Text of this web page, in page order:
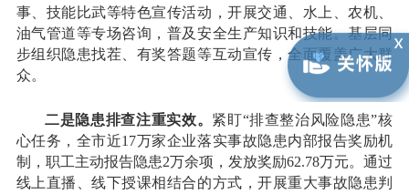
事、技能比武等特色宣传活动，开展交通、水上、农机、
油气管道等专场咨询，普及安全生产知识和技能。基层同
步组织隐患找茬、有奖答题等互动宣传，全面覆盖广大群
众。
二是隐患排查注重实效。 紧盯“排查整治风险隐患”核
心任务，全市近17万家企业落实事故隐患内部报告奖励机
制，职工主动报告隐患2万余项，发放奖励62.78万元。通过
线上直播、线下授课相结合的方式，开展重大事故隐患判